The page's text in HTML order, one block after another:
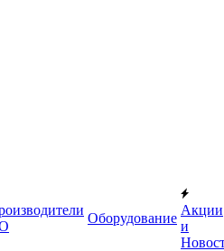
Оборудование
Акции
и